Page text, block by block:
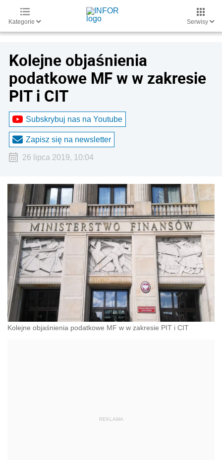
Kategorie Serwisy
Kolejne objaśnienia
podatkowe MF w w zakresie
PIT i CIT
Subskrybuj nas na Youtube
Zapisz się na newsletter
26 lipca 2019, 10:04
Kolejne objaśnienia podatkowe MF w w zakresie PIT i CIT